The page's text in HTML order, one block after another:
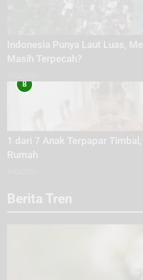
Indonesia Punya Laut Luas,
Masih Terpecah?
8
1 dari 7 Anak Terpapar
Rumah
Berita Tren